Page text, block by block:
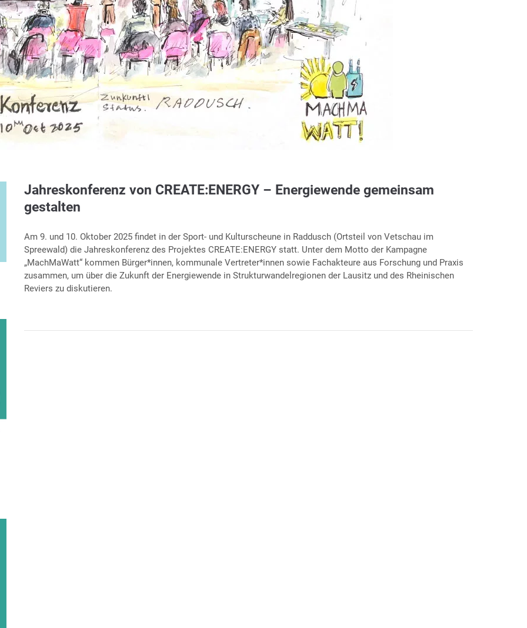
Jahreskonferenz von CREATE:ENERGY – Energiewende gemeinsam
gestalten
Am 9. und 10. Oktober 2025 findet in der Sport- und Kulturscheune in Raddusch (Ortsteil von Vetschau im
Spreewald) die Jahreskonferenz des Projektes CREATE:ENERGY statt. Unter dem Motto der Kampagne
„MachMaWatt“ kommen Bürger*innen, kommunale Vertreter*innen sowie Fachakteure aus Forschung und Praxis
zusammen, um über die Zukunft der Energiewende in Strukturwandelregionen der Lausitz und des Rheinischen
Reviers zu diskutieren.